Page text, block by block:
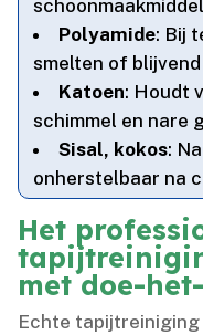
Polyamide: Bij
smelten of
Katoen: Houdt
schimmel en nare
Sisal, kokos:
onherstelbaar na
Het
met doe-
Echte